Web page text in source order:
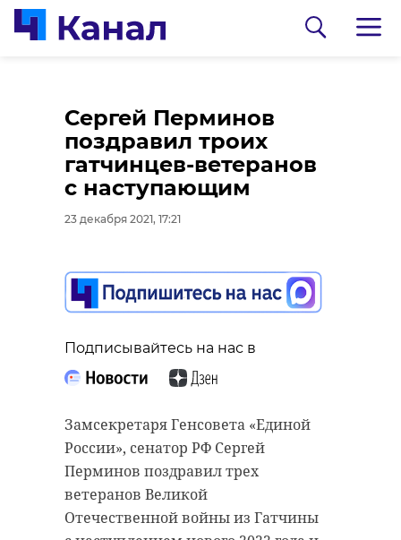
Сергей Перминов
поздравил троих
гатчинцев-ветеранов
с наступающим
23 декабря 2021, 17:21
Подписывайтесь на нас в
Замсекретаря Генсовета «Единой
России», сенатор РФ Сергей
Перминов поздравил трех
ветеранов Великой
Отечественной войны из Гатчины
Музыканты из
Ленобласти и Санкт-
Петербурга получили
Гран-при "Юных
дарований"
Подписывайтесь на нас в
Воспитанники школы искусств и
музыканты с разных районов
страны опробовали свои силы в
областном конкурсе "Юные
Президент поставит
перед
правительством
задачу в 2022 году
работать в интересах
россиян
Подписывайтесь на нас в
Все уровни власти надо
настраивать на обеспечение
лучшего уровня и качества жизни